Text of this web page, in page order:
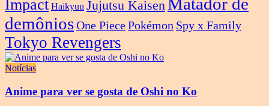
Impact Haikyuu Jujutsu Kaisen
demôniosOne PiecePokémon Spy x Family
Tokyo Revengers
Notícias
Anime para ver se gosta de Oshi no Ko